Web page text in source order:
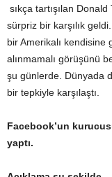
sıkça tartışılan
sürpriz bir karşılık
bir Amerikalı kendisine
alınmamalı görüşünü
şu günlerde. Dünyada
bir tepkiyle karşılaştı.
Facebook’un
yaptı.